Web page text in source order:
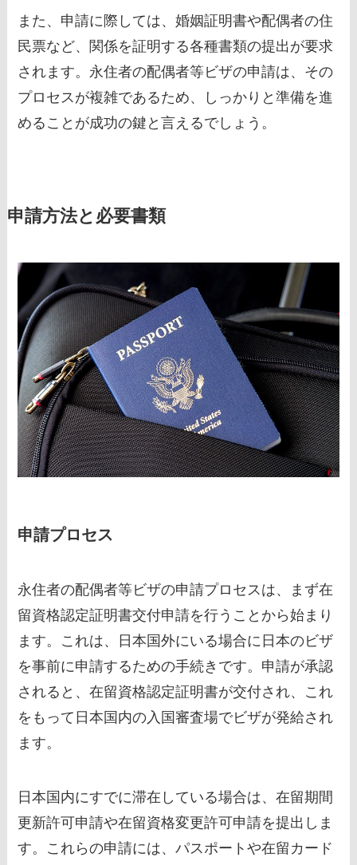
また、申請に際しては、婚姻証明書や配偶者の住
民票など、関係を証明する各種書類の提出が要求
されます。永住者の配偶者等ビザの申請は、その
プロセスが複雑であるため、しっかりと準備を進
めることが成功の鍵と言えるでしょう。
申請方法と必要書類
申請プロセス
永住者の配偶者等ビザの申請プロセスは、まず在
留資格認定証明書交付申請を行うことから始まり
ます。これは、日本国外にいる場合に日本のビザ
を事前に申請するための手続きです。申請が承認
されると、在留資格認定証明書が交付され、これ
をもって日本国内の入国審査場でビザが発給され
ます。
日本国内にすでに滞在している場合は、在留期間
更新許可申請や在留資格変更許可申請を提出しま
す。これらの申請には、パスポートや在留カード